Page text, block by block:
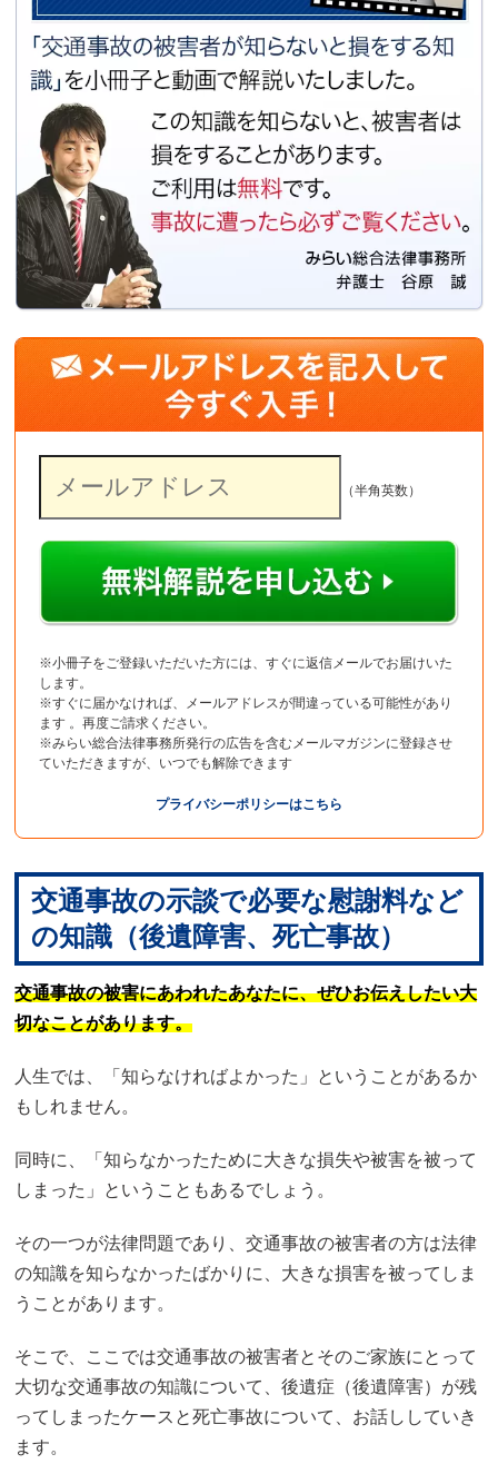
（半角英数）
※小冊子をご登録いただいた方には、すぐに返信メールでお届けいた
します。
※すぐに届かなければ、メールアドレスが間違っている可能性があり
ます 。再度ご請求ください。
※みらい総合法律事務所発行の広告を含むメールマガジンに登録させ
ていただきますが、いつでも解除できます
プライバシーポリシーはこちら
交通事故の示談で必要な慰謝料など
の知識（後遺障害、死亡事故）
交通事故の被害にあわれたあなたに、ぜひお伝えしたい大
切なことがあります。
人生では、「知らなければよかった」ということがあるか
もしれません。
同時に、「知らなかったために大きな損失や被害を被って
しまった」ということもあるでしょう。
その一つが法律問題であり、交通事故の被害者の方は法律
の知識を知らなかったばかりに、大きな損害を被ってしま
うことがあります。
そこで、ここでは交通事故の被害者とそのご家族にとって
大切な交通事故の知識について、後遺症（後遺障害）が残
ってしまったケースと死亡事故について、お話ししていき
ます。